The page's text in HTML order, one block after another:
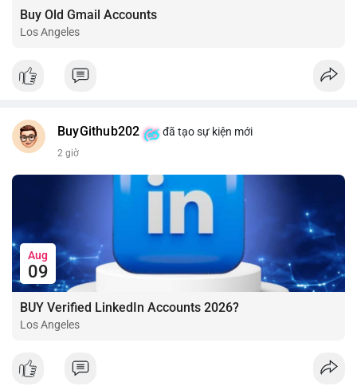
Buy Old Gmail Accounts
Los Angeles
BuyGithub202 đã tạo sự kiện mới
2 giờ
Aug
09
BUY Verified LinkedIn Accounts 2026?
Los Angeles